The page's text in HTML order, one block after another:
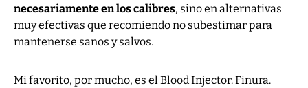
necesariamente en los calibres, sino en alternativas
muy efectivas que recomiendo no subestimar para
mantenerse sanos y salvos.
Mi favorito, por mucho, es el Blood Injector. Finura.